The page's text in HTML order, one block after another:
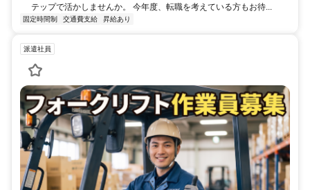
テップで活かしませんか。 今年度、転職を考えている方もお待...
固定時間制 交通費支給 昇給あり
派遣社員